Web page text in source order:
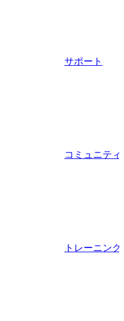
サポート
コミュニティ
トレーニング